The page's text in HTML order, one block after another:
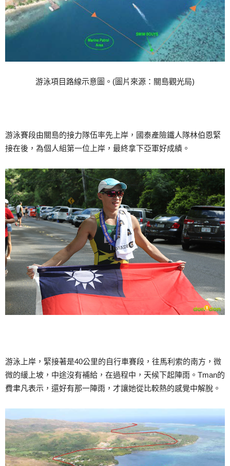
游泳項目路線示意圖。(圖片來源：關島觀光局)
游泳賽段由關島的接力隊伍率先上岸，國泰產險鐵人隊林伯恩緊
接在後，為個人組第一位上岸，最終拿下亞軍好成績。
游泳上岸，緊接著是40公里的自行車賽段，往馬利索的南方，微
微的緩上坡，中途沒有補給，在過程中，天候下起陣雨。Tman的
費聿凡表示，還好有那一陣雨，才讓她從比較熱的感覺中解脫。